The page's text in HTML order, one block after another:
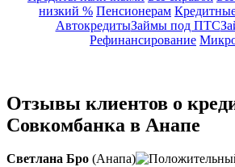
низкий % Пенсионерам
АвтокредитыЗаймы под ПТС
Рефинансирование
Отзывы клиентов о
Совкомбанка в Анапе
Светлана Бро (Анапа)